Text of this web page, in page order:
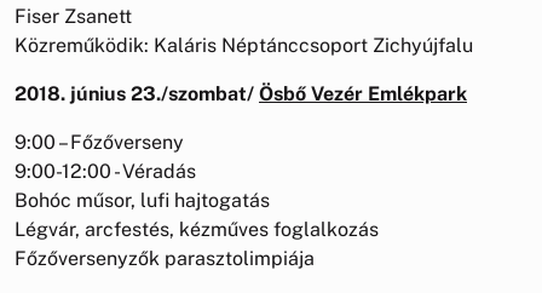
Fiser Zsanett
Közreműködik: Kaláris Néptánccsoport Zichyújfalu
2018. június 23./szombat/ Ösbő Vezér Emlékpark
9:00 – Főzőverseny
9:00-12:00 - Véradás
Bohóc műsor, lufi hajtogatás
Légvár, arcfestés, kézműves foglalkozás
Főzőversenyzők parasztolimpiája